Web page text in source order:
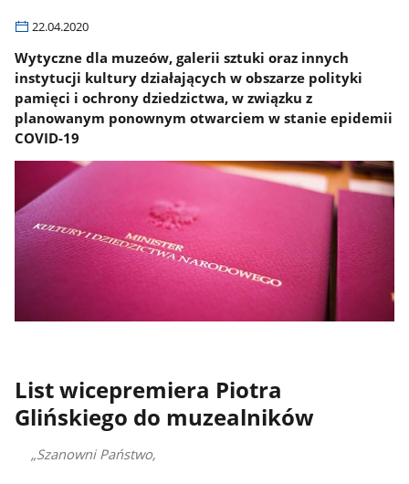
22.04.2020
Wytyczne dla muzeów, galerii sztuki oraz innych
instytucji kultury działających w obszarze polityki
pamięci i ochrony dziedzictwa, w związku z
planowanym ponownym otwarciem w stanie epidemii
COVID-19
List wicepremiera Piotra
Glińskiego do muzealników
Szanowni Państwo,